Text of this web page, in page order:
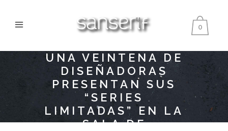
0
UNA VEINTENA DE
DISEÑADORAS
PRESENTAN SUS
“SERIES
LIMITADAS” EN LA
SALA DE